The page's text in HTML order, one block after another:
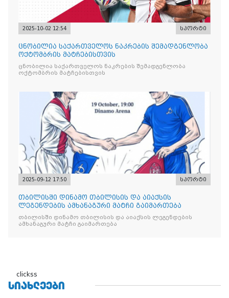
2025-10-02 12:54 სპორტი
ცნობილია საქართველოს ნაკრების შემადგენლობა
ოქტომბრის მატჩებისთვის
ცნობილია საქართველოს ნაკრების შემადგენლობა
ოქტომბრის მატჩებისთვის
2025-09-12 17:50 სპორტი
თბილისში დინამო თბილისის და აიაქსის
ლეგენდების ამხანაგური მატჩი გაიმართება
თბილისში დინამო თბილისის და აიაქსის ლეგენდების
ამხანაგური მატჩი გაიმართება
clickss
ᲡᲘᲐᲮᲚᲔᲔᲑᲘ